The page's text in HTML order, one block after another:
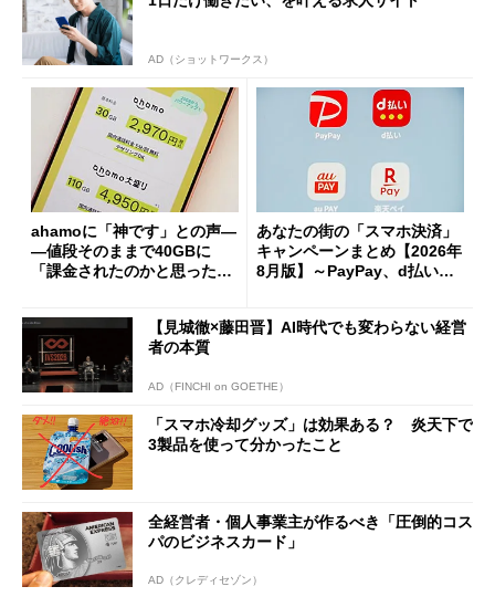
AD（ショットワークス）
ahamoに「神です」との声―
―値段そのままで40GBに
「課金されたのかと思った」
あなたの街の「スマホ決済」
キャンペーンまとめ【2026年
8月版】～PayPay、d払い、a
【見城徹×藤田晋】AI時代でも変わらない経営
者の本質
AD（FINCHI on GOETHE）
「スマホ冷却グッズ」は効果ある？ 炎天下で
3製品を使って分かったこと
全経営者・個人事業主が作るべき「圧倒的コス
パのビジネスカード」
AD（クレディセゾン）